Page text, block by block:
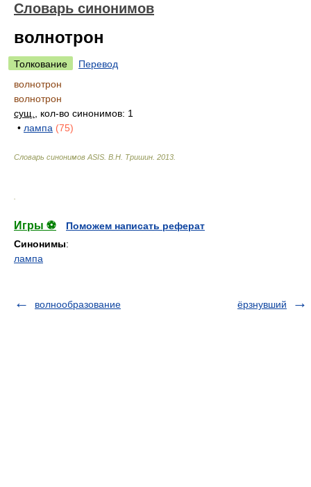
Словарь синонимов
волнотрон
Толкование
Перевод
волнотрон
волнотрон
сущ.
, кол-во синонимов: 1
• лампа (75)
Словарь синонимов ASIS. В.Н. Тришин 2013
Игры ⚽
Поможем написать реферат
Синонимы:
лампа
волнообразование ёрзнувший